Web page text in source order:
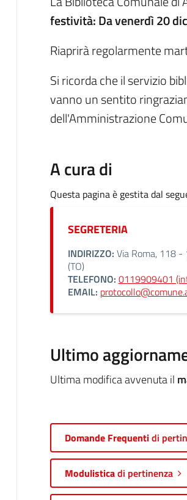
festività: Da venerdì 20
Riaprirà regolarmente
Si ricorda che il servizio
vanno un sentito
dell'Amministrazione
A cura di
Questa pagina è gestita dal
SEGRETERIA
INDIRIZZO: Via Roma, 118 -
(TO)
TELEFONO: 0119909401
EMAIL:
Ultimo
Ultima modifica avvenuta il
Domande Frequentidi
Modulisticadi pertinenza